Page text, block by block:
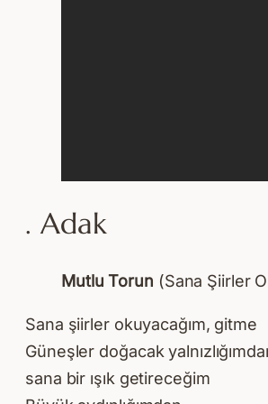
. Adak
Mutlu Torun (Sana Şiirler
Sana şiirler okuyacağım, gitme
Güneşler doğacak
sana bir ışık getireceğim